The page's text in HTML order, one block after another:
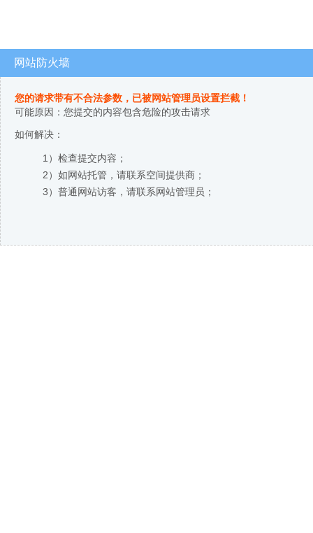
网站防火墙
您的请求带有不合法参数，已被网站管理员设置拦截！
可能原因：您提交的内容包含危险的攻击请求
如何解决：
1）检查提交内容；
2）如网站托管，请联系空间提供商；
3）普通网站访客，请联系网站管理员；